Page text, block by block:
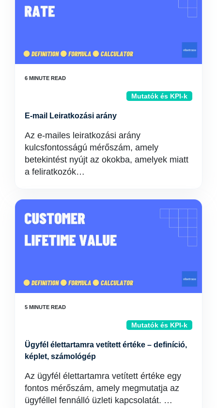
Mutatók és KPI-k
E-mail Leiratkozási arány
Az e-mailes leiratkozási arány
kulcsfontosságú mérőszám, amely
betekintést nyújt az okokba, amelyek miatt
a feliratkozók…
Mutatók és KPI-k
Ügyfél élettartamra vetített értéke – definíció,
képlet, számológép
Az ügyfél élettartamra vetített értéke egy
fontos mérőszám, amely megmutatja az
ügyféllel fennálló üzleti kapcsolatát. …